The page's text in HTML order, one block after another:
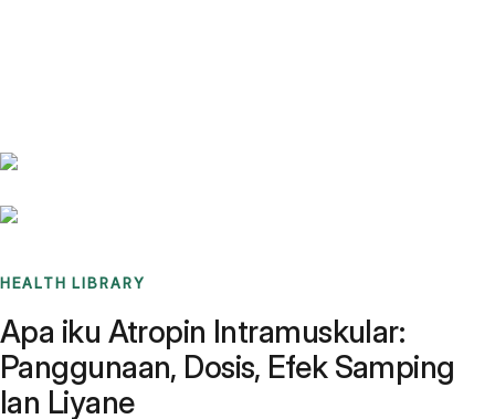
HEALTH LIBRARY
Apa iku Atropin Intramuskular:
Panggunaan, Dosis, Efek Samping
lan Liyane